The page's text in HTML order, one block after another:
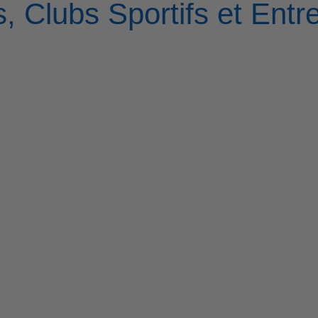
Clubs Sportifs et